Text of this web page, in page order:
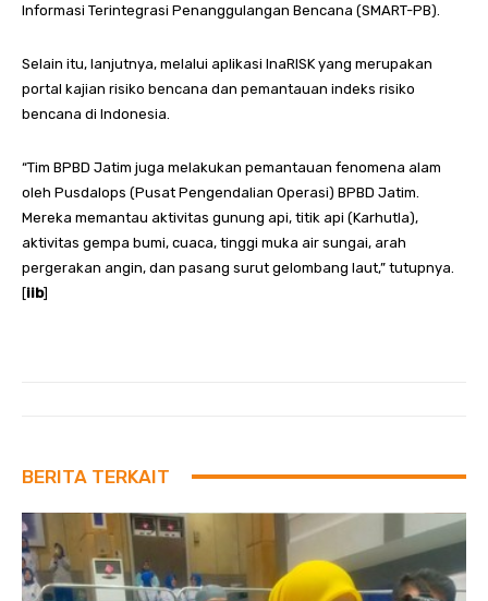
Informasi Terintegrasi Penanggulangan Bencana (SMART-PB).
Selain itu, lanjutnya, melalui aplikasi InaRISK yang merupakan
portal kajian risiko bencana dan pemantauan indeks risiko
bencana di Indonesia.
“Tim BPBD Jatim juga melakukan pemantauan fenomena alam
oleh Pusdalops (Pusat Pengendalian Operasi) BPBD Jatim.
Mereka memantau aktivitas gunung api, titik api (Karhutla),
aktivitas gempa bumi, cuaca, tinggi muka air sungai, arah
pergerakan angin, dan pasang surut gelombang laut,” tutupnya.
[iib]
BERITA TERKAIT